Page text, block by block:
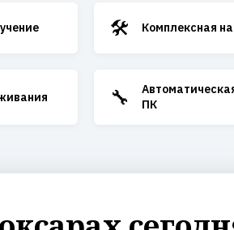
🛠️ Комплексная
🔧
ПК